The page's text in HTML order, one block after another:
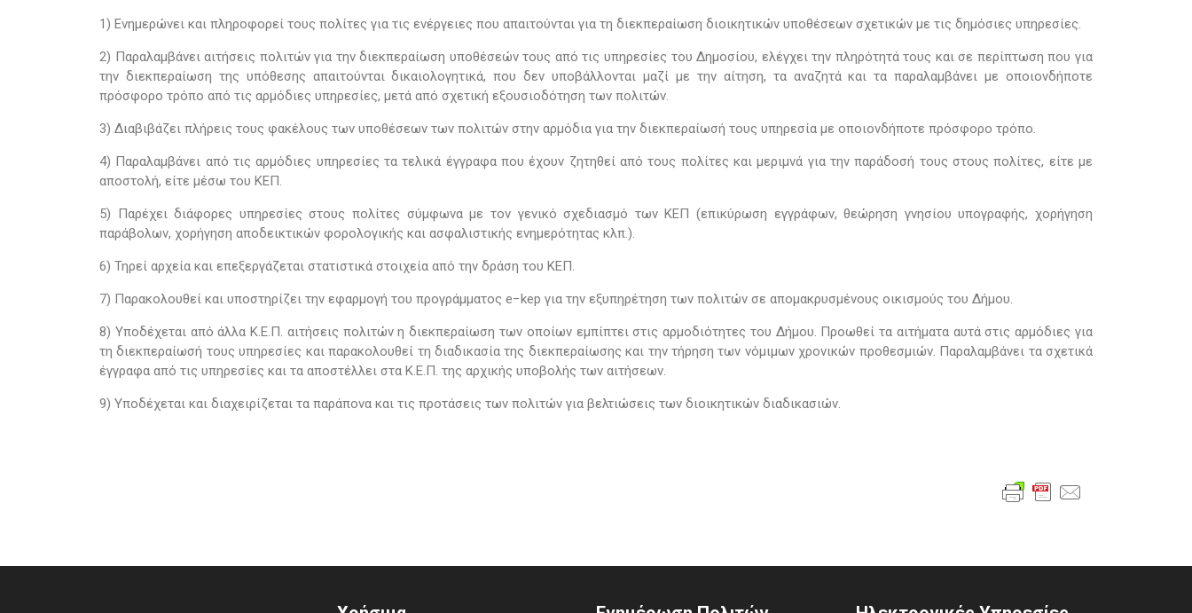
1) Ενημερώνει και πληροφορεί τους πολίτες για τις ενέργειες που απαιτούνται για τη διεκπεραίωση διοικητικών υποθέσεων σχετικών με τις δημόσιες υπηρεσίες.
2) Παραλαμβάνει αιτήσεις πολιτών για την διεκπεραίωση υποθέσεών τους από τις υπηρεσίες του Δημοσίου, ελέγχει την πληρότητά τους και σε περίπτωση που για
την διεκπεραίωση της υπόθεσης απαιτούνται δικαιολογητικά, που δεν υποβάλλονται μαζί με την αίτηση, τα αναζητά και τα παραλαμβάνει με οποιονδήποτε
πρόσφορο τρόπο από τις αρμόδιες υπηρεσίες, μετά από σχετική εξουσιοδότηση των πολιτών.
3) Διαβιβάζει πλήρεις τους φακέλους των υποθέσεων των πολιτών στην αρμόδια για την διεκπεραίωσή τους υπηρεσία με οποιονδήποτε πρόσφορο τρόπο.
4) Παραλαμβάνει από τις αρμόδιες υπηρεσίες τα τελικά έγγραφα που έχουν ζητηθεί από τους πολίτες και μεριμνά για την παράδοσή τους στους πολίτες, είτε με
αποστολή, είτε μέσω του ΚΕΠ.
5) Παρέχει διάφορες υπηρεσίες στους πολίτες σύμφωνα με τον γενικό σχεδιασμό των ΚΕΠ (επικύρωση εγγράφων, θεώρηση γνησίου υπογραφής, χορήγηση
παράβολων, χορήγηση αποδεικτικών φορολογικής και ασφαλιστικής ενημερότητας κλπ.).
6) Τηρεί αρχεία και επεξεργάζεται στατιστικά στοιχεία από την δράση του ΚΕΠ.
7) Παρακολουθεί και υποστηρίζει την εφαρμογή του προγράμματος e−kep για την εξυπηρέτηση των πολιτών σε απομακρυσμένους οικισμούς του Δήμου.
8) Υποδέχεται από άλλα Κ.Ε.Π. αιτήσεις πολιτών η διεκπεραίωση των οποίων εμπίπτει στις αρμοδιότητες του Δήμου. Προωθεί τα αιτήματα αυτά στις αρμόδιες για
τη διεκπεραίωσή τους υπηρεσίες και παρακολουθεί τη διαδικασία της διεκπεραίωσης και την τήρηση των νόμιμων χρονικών προθεσμιών. Παραλαμβάνει τα σχετικά
έγγραφα από τις υπηρεσίες και τα αποστέλλει στα Κ.Ε.Π. της αρχικής υποβολής των αιτήσεων.
9) Υποδέχεται και διαχειρίζεται τα παράπονα και τις προτάσεις των πολιτών για βελτιώσεις των διοικητικών διαδικασιών.